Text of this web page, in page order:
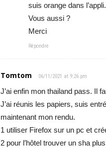
suis orange dans l’appli.
Vous aussi ?
Merci
Répondre
Tomtom 06/11/2021 at 9:26 pm
J’ai enfin mon thailand pass. Il
J’ai réunis les papiers, suis
maintenant mon rendu.
1 utiliser Firefox sur un pc et
2 pour l’hôtel trouver un sha